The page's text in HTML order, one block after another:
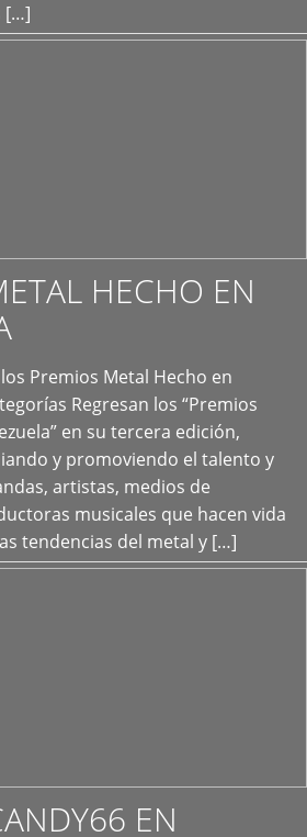
[…]
HECHO EN
Premios Metal Hecho en
Regresan los “Premios
en su tercera edición,
y promoviendo el talento y
artistas, medios de
musicales que hacen vida
tendencias del metal y […]
+
EN